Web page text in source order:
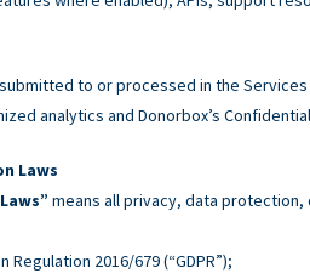
to or processed in the
analytics and Donorbox’s
Laws
means all privacy, data
2016/679 (“GDPR”);